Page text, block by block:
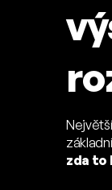
zda to